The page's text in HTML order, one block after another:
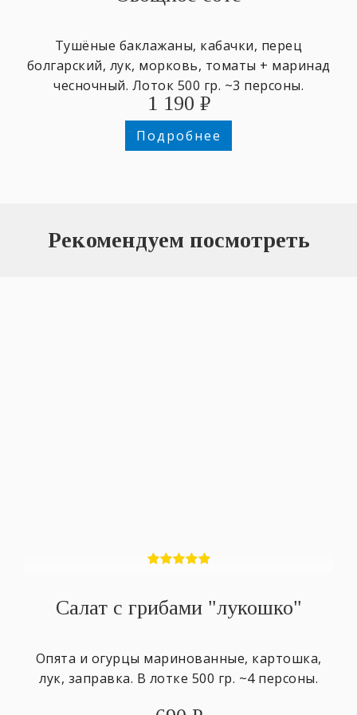
Тушёные баклажаны, кабачки, перец
болгарский, лук, морковь, томаты + маринад
чесночный. Лоток 500 гр. ~3 персоны.
1 190 ₽
Подробнее
Рекомендуем посмотреть
Салат с грибами "лукошко"
Опята и огурцы маринованные, картошка,
лук, заправка. В лотке 500 гр. ~4 персоны.